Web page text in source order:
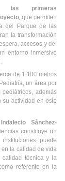
las primeras
, que permiten
del Parque de las
la transformación
accesos y del
entorno inmersivo
de 1.100 metros
un área por
además
su actividad en este
Sánchez-
constituye un
puede
la calidad de vida
técnica y la
referente en la